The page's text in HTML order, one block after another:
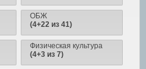
ОБЖ
(4+22 из 41)
Физическая культура
(4+3 из 7)